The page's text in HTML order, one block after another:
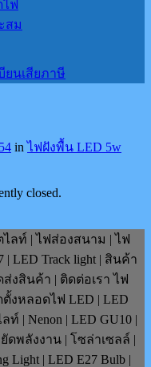
ฟ
สม
ยนเสียภาษี
inไฟฝังพื้น LED 5w
closed.
ลท์ | ไฟส่องสนาม | ไฟ
| LED Track light | สินค้า
งสินค้า | ติดต่อเรา ไฟ
ตั้งหลอดไฟ LED | LED
ท์ | Nenon | LED GU10 |
ดพลังงาน | โซล่าเซลล์ |
Light | LED E27 Bulb |